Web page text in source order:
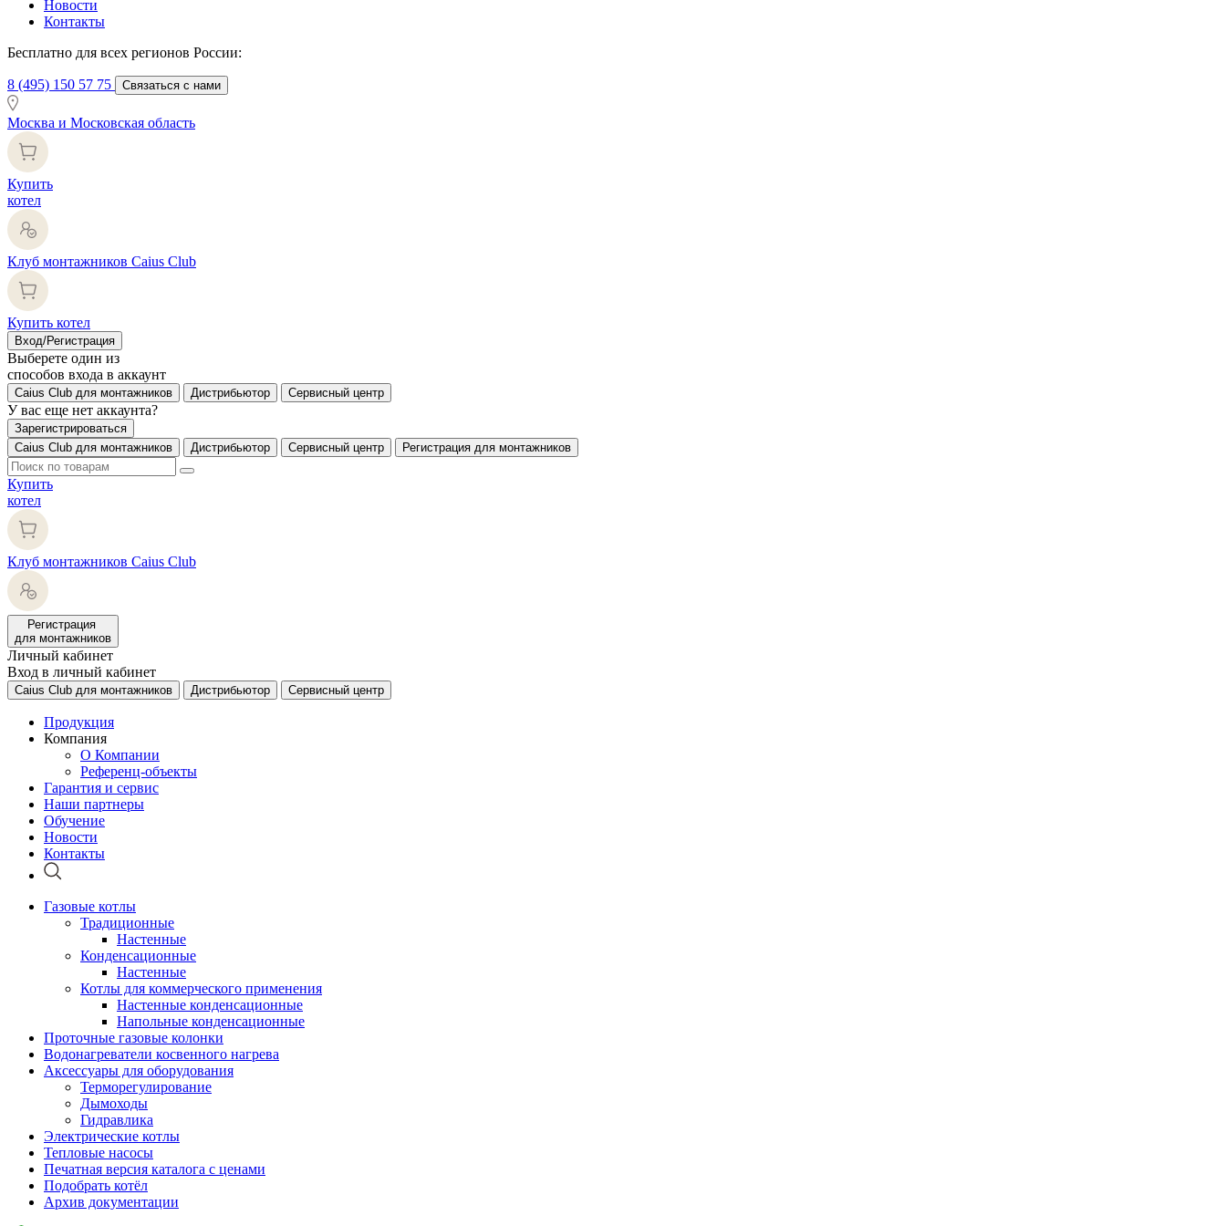
Новости
Контакты
Бесплатно для всех регионов России:
8 (495) 150 57 75 Связаться с нами
Москва и Московская область
Купить
котел
Клуб монтажников Caius Club
Купить котел
Вход/Регистрация
Выберете один из
способов входа в аккаунт
Caius Club для монтажников Дистрибьютор Сервисный центр
У вас еще нет аккаунта?
Зарегистрироваться
Caius Club для монтажников
Дистрибьютор Сервисный центр Регистрация для монтажников
Купить
котел
Клуб монтажников Caius Club
Регистрация
для монтажников
Личный кабинет
Вход в личный кабинет
Caius Club для монтажников Дистрибьютор Сервисный центр
Продукция
Компания
О Компании
Референц-объекты
Гарантия и сервис
Наши партнеры
Обучение
Новости
Контакты
Газовые котлы
Традиционные
Настенные
Конденсационные
Настенные
Котлы для коммерческого применения
Настенные конденсационные
Напольные конденсационные
Проточные газовые колонки
Водонагреватели косвенного нагрева
Аксессуары для оборудования
Терморегулирование
Дымоходы
Гидравлика
Электрические котлы
Тепловые насосы
Печатная версия каталога с ценами
Подобрать котёл
Архив документации